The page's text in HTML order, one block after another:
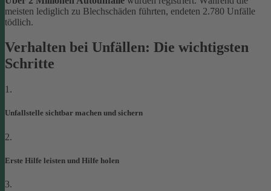
meisten lediglich zu Blechschäden führten, endeten 2.780 Unfälle
tödlich.
Verhalten bei Unfällen: Die wichtigsten
Schritte
1.
Unfallstelle sichtbar machen und sichern
2.
Erste Hilfe leisten und Hilfe holen
3.